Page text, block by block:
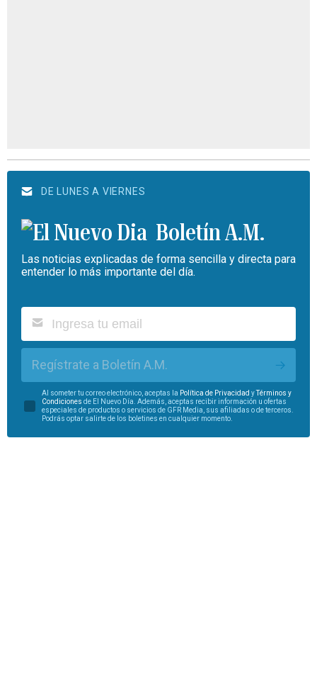
DE LUNES A VIERNES
Boletín A.M.
Las noticias explicadas de forma sencilla y directa para
entender lo más importante del día.
Regístrate a Boletín A.M.
Al someter tu correo electrónico, aceptas la Política de Privacidad yTérminos y
Condiciones de El Nuevo Día. Además, aceptas recibir información u ofertas
especiales de productos o servicios de GFR Media, sus afiliadas o de terceros.
Podrás optar salirte de los boletines en cualquier momento.